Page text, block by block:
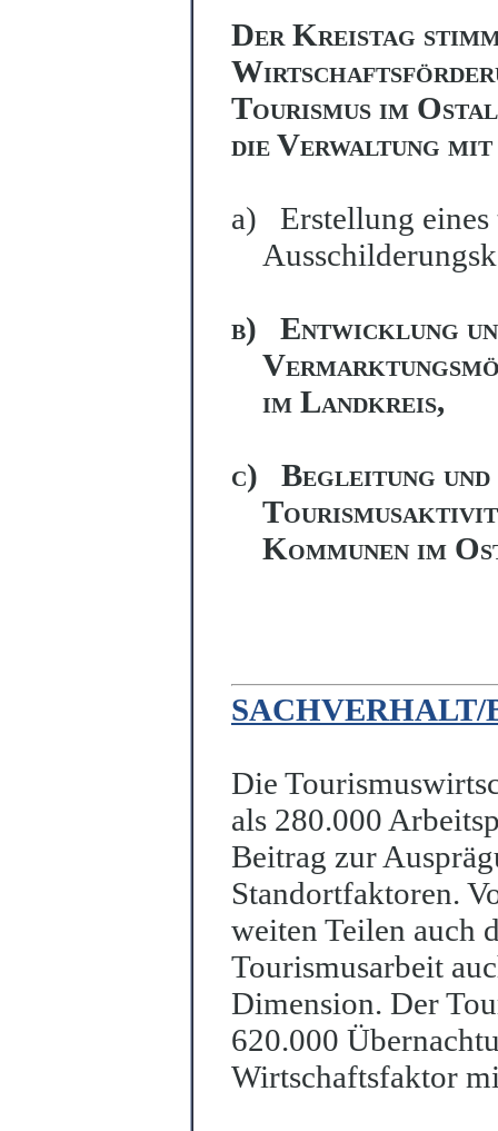
Der Kreistag
Tourismus im
die Verwaltung
a)
Erstellung
b)
Entwicklung
im Landkreis,
c)
Begleitung
Kommunen im
SACHVERHALT/
Die
als 280.000
Beitrag zur
Standortfaktoren.
weiten Teilen auch
Tourismusarbeit
Dimension. Der
620.000
Wirtschaftsfaktor